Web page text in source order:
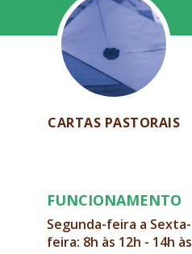
CARTAS PASTORAIS
FUNCIONAMENTO
Segunda-feira a Sexta-
feira: 8h às 12h - 14h às